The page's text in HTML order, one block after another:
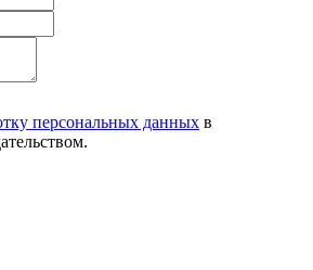
персональных данных в